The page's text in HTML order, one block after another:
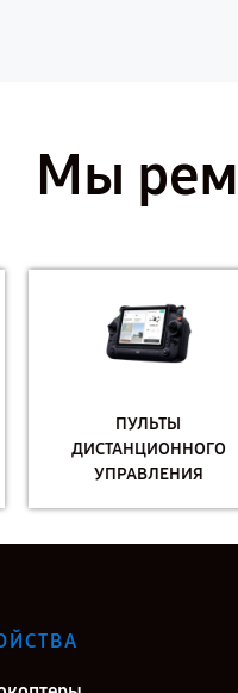
Мы
ПУЛЬТЫ
ДИСТАНЦИОННОГО
УПРАВЛЕНИЯ